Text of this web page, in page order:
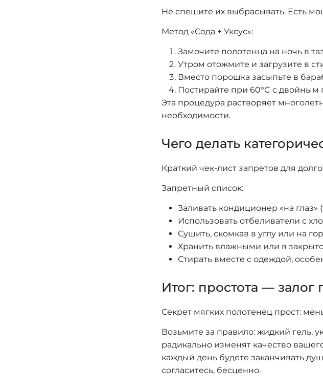
Не спешите их выбрасывать. Есть
Метод «Сода + Уксус»:
Замочите полотенца на ночь в
Утром отожмите и загрузите в
Вместо порошка засыпьте в
Постирайте при 60°C с двойным
Эта процедура растворяет
необходимости.
Чего делать
Краткий чек-лист запретов для
Запретный список:
Заливать кондиционер «на
Использовать отбеливатели с
Сушить, скомкав в углу или на
Хранить влажными или в
Стирать вместе с одеждой,
Итог: простота — залог
Секрет мягких полотенец прост:
Возьмите за правило: жидкий гель,
радикально изменят качество
каждый день будете заканчивать
согласитесь, бесценно.